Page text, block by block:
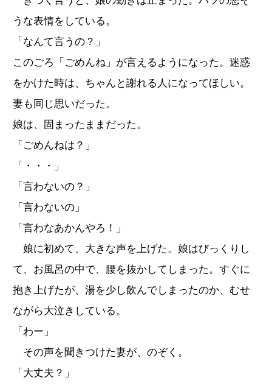
うな表情をしている。
「なんて言うの？」
このごろ「ごめんね」が言えるようになった。迷惑
をかけた時は、ちゃんと謝れる人になってほしい。
妻も同じ思いだった。
娘は、固まったままだった。
「ごめんねは？」
「・・・」
「言わないの？」
「言わないの」
「言わなあかんやろ！」
娘に初めて、大きな声を上げた。娘はびっくりし
て、お風呂の中で、腰を抜かしてしまった。すぐに
抱き上げたが、湯を少し飲んでしまったのか、むせ
ながら大泣きしている。
「わー」
その声を聞きつけた妻が、のぞく。
「大丈夫？」